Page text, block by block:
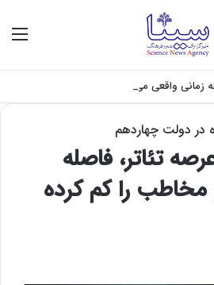
واقعی می‌شود؟
در دولت چهاردهم
تئاتر، فاصله
مخاطب را کم کرده